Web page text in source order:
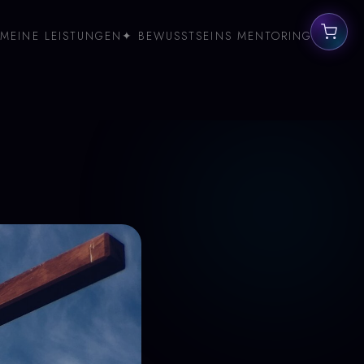
LEISTUNGEN ✦ BEWUSSTSEINS MENTORING